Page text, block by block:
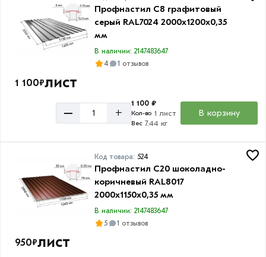
С21
Толщина
мм
0.45
Профнастил С8 графитовый
серый RAL7024 2000х1200х0,35
мм
В наличии: 2147483647
4
1 отзывов
1 100₽лист
– +
1 100 ₽
Кол-во 1 лист
Вес 7.44 кг
В корзину
Код товара: 524
Профнастил С20 шоколадно-
коричневый RAL8017
2000х1150х0,35 мм
В наличии: 2147483647
5
1 отзывов
950₽лист